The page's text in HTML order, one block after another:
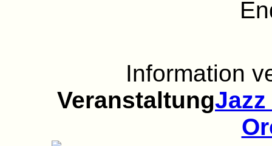
Information
Veranstaltung